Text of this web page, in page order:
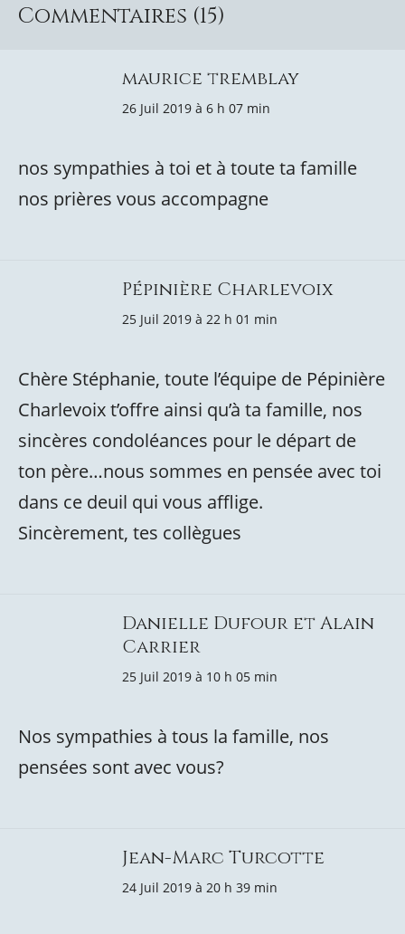
Commentaires (15)
maurice tremblay
26 Juil 2019 à 6 h 07 min
nos sympathies à toi et à toute ta famille
nos prières vous accompagne
Pépinière Charlevoix
25 Juil 2019 à 22 h 01 min
Chère Stéphanie, toute l’équipe de Pépinière
Charlevoix t’offre ainsi qu’à ta famille, nos
sincères condoléances pour le départ de
ton père…nous sommes en pensée avec toi
dans ce deuil qui vous afflige.
Sincèrement, tes collègues
Danielle Dufour et Alain
Carrier
25 Juil 2019 à 10 h 05 min
Nos sympathies à tous la famille, nos
pensées sont avec vous?
Jean-Marc Turcotte
24 Juil 2019 à 20 h 39 min